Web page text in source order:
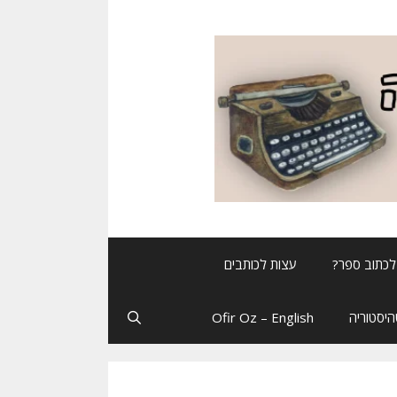
ספר? עצות לכותבים
Ofir Oz – English